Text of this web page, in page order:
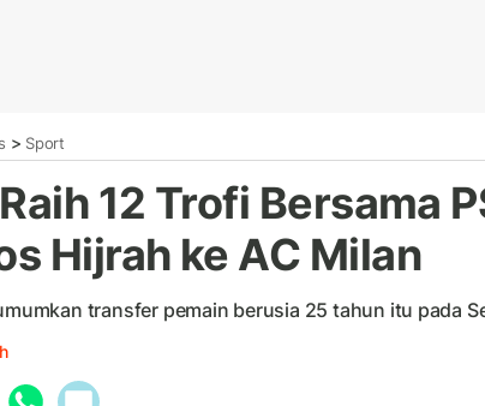
> Sport
12 Trofi Bersama
Hijrah ke AC Milan
transfer pemain berusia 25 tahun itu pada